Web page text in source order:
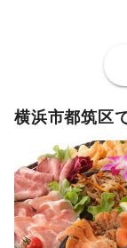
横浜市都筑区